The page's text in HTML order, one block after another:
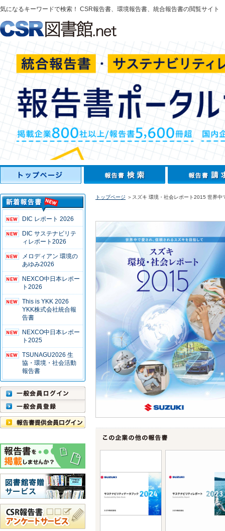
気になるキーワードで検索！ CSR報告書、環境報告書、統合報告書の閲覧サイト
DIC レポート 2026
DIC サステナビリテ
ィレポート2026
メロディアン 環境の
あゆみ2026
NEXCO中日本レポー
ト2026
This is YKK 2026
YKK株式会社統合報
告書
NEXCO中日本レポー
ト2025
TSUNAGU2026 生
協・環境・社会活動
報告書
トップページ ＞スズキ 環境・社会レポート2015 世界